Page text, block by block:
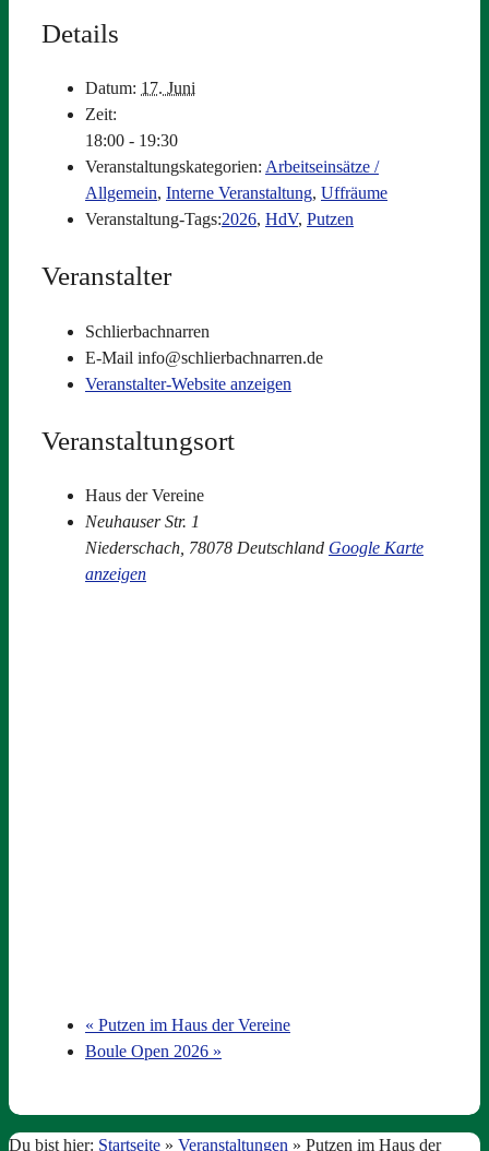
Details
Datum: 17. Juni
Zeit:
18:00 - 19:30
Veranstaltungskategorien: Arbeitseinsätze /
Allgemein, Interne Veranstaltung, Uffräume
Veranstaltung-Tags:2026, HdV, Putzen
Veranstalter
Schlierbachnarren
E-Mail info@schlierbachnarren.de
Veranstalter-Website anzeigen
Veranstaltungsort
Haus der Vereine
Neuhauser Str. 1
Niederschach 78078 Deutschland Google Karte
anzeigen
« Putzen im Haus der Vereine
Boule Open 2026 »
Du bist hier: Startseite » Veranstaltungen » Putzen im Haus der